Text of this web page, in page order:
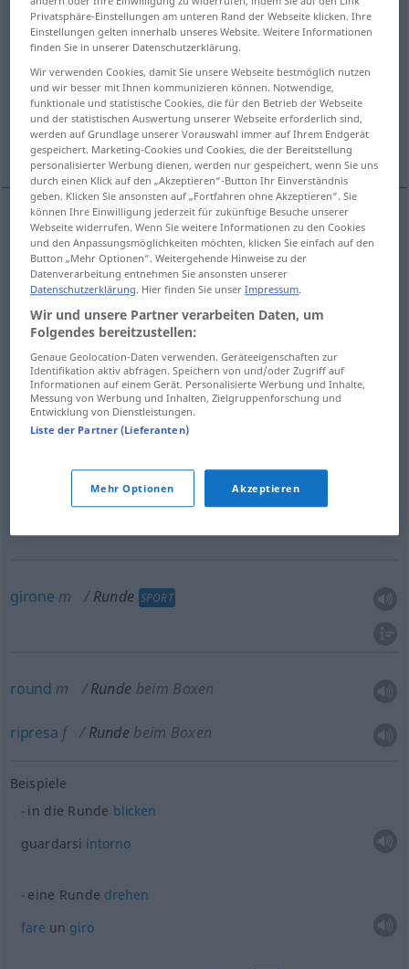
Übersicht aller Übersetzungen
(Für mehr Details die Übersetzung anklicken/antippen)
cerchia, compagnia giro girone
round, ripresa Weitere Beispiele...
cerchiaf RundeGesellschaft
compagniaf Runde Gesellschaft
girom Runde Tour
eine Runde ausgeben
girone m Runde SPORT
round m Runde beim Boxen
ripresa f Runde beim Boxen
Beispiele
in die Runde blicken
guardarsi intorno
eine Runde drehen
fare un giro
Privatsphäre-Einstellungen am unteren Rand der Webseite klicken. Ihre
Einstellungen gelten innerhalb unseres Website. Weitere Informationen
finden Sie in unserer Datenschutzerklärung.
Wir verwenden Cookies, damit Sie unsere Webseite bestmöglich nutzen
und wir besser mit Ihnen kommunizieren können. Notwendige,
funktionale und statistische Cookies, die für den Betrieb der Webseite
und der statistischen Auswertung unserer Webseite erforderlich sind,
werden auf Grundlage unserer Vorauswahl immer auf Ihrem Endgerät
gespeichert. Marketing-Cookies und Cookies, die der Bereitstellung
personalisierter Werbung dienen, werden nur gespeichert, wenn Sie uns
durch einen Klick auf den „Akzeptieren“-Button Ihr Einverständnis
geben. Klicken Sie ansonsten auf „Fortfahren ohne Akzeptieren“. Sie
können Ihre Einwilligung jederzeit für zukünftige Besuche unserer
Webseite widerrufen. Wenn Sie weitere Informationen zu den Cookies
und den Anpassungsmöglichkeiten möchten, klicken Sie einfach auf den
Button „Mehr Optionen“. Weitergehende Hinweise zu der
Datenverarbeitung entnehmen Sie ansonsten unserer
Datenschutzerklärung. Hier finden Sie unserImpressum.
Wir und unsere Partner verarbeiten Daten, um
Folgendes bereitzustellen:
Genaue Geolocation-Daten verwenden. Geräteeigenschaften zur
Identifikation aktiv abfragen. Speichern von und/oder Zugriff auf
Informationen auf einem Gerät. Personalisierte Werbung und Inhalte,
Messung von Werbung und Inhalten, Zielgruppenforschung und
Entwicklung von Dienstleistungen.
Liste der Partner (Lieferanten)
Mehr Optionen Akzeptieren